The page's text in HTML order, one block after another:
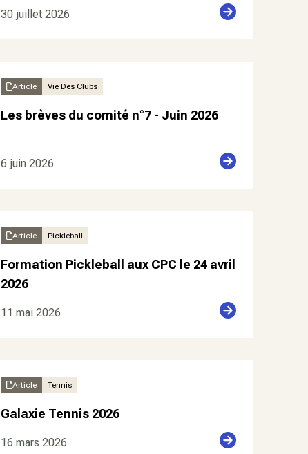
30 juillet 2026
Article Vie Des Clubs
Les brèves du comité n°7 - Juin 2026
6 juin 2026
Article Pickleball
Formation Pickleball aux CPC le 24 avril
2026
11 mai 2026
Article Tennis
Galaxie Tennis 2026
16 mars 2026